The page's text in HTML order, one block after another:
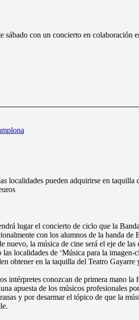
sábado con un concierto en colaboración
localidades pueden adquirirse en taquilla
lugar el concierto de ciclo que la
con los alumnos de la banda de
nuevo, la música de cine será el eje de las
localidades de ‘Música para la imagen-
obtener en la taquilla del Teatro Gayarre
intérpretes conozcan de primera mano la
apuesta de los músicos profesionales
y por desarmar el tópico de que la